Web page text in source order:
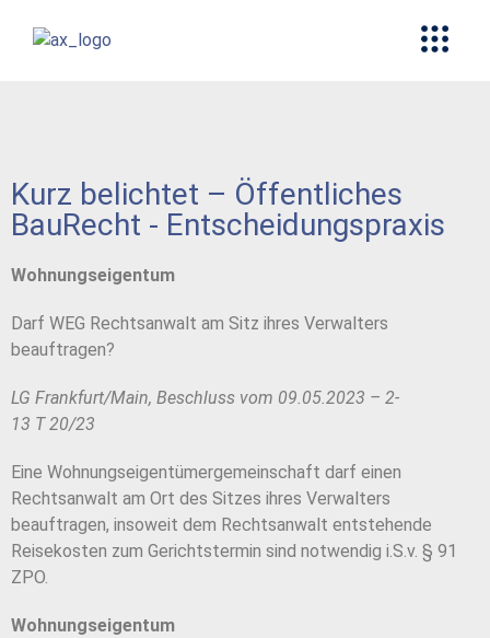
Kurz belichtet – Öffentliches
BauRecht - Entscheidungspraxis
Wohnungseigentum
Darf WEG Rechtsanwalt am Sitz ihres Verwalters
beauftragen?
LG Frankfurt/Main, Beschluss vom 09.05.2023 – 2-
13 T 20/23
Eine Wohnungseigentümergemeinschaft darf einen
Rechtsanwalt am Ort des Sitzes ihres Verwalters
beauftragen, insoweit dem Rechtsanwalt entstehende
Reisekosten zum Gerichtstermin sind notwendig i.S.v. § 91
ZPO.
Wohnungseigentum